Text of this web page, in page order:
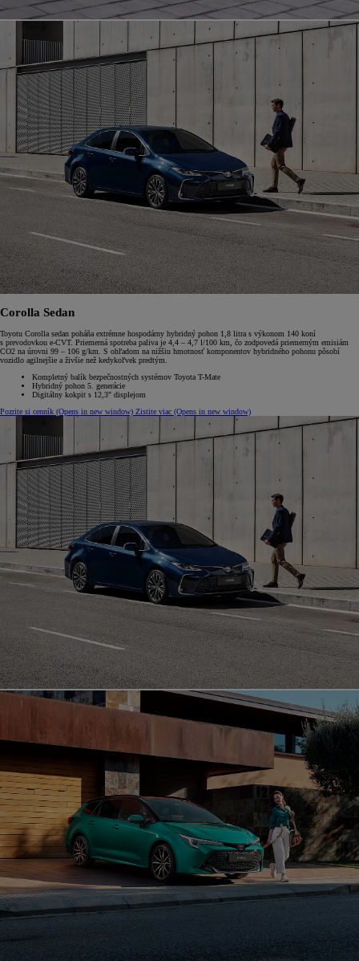
Corolla Sedan
Toyotu Corolla sedan poháňa extrémne hospodárny hybridný pohon 1,8 litra s výkonom 140 koní
s prevodovkou e-CVT. Priemerná spotreba paliva je 4,4 – 4,7 l/100 km, čo zodpovedá priemerným emisiám
CO2 na úrovni 99 – 106 g/km. S ohľadom na nižšiu hmotnosť komponentov hybridného pohonu pôsobí
vozidlo agilnejšie a živšie než kedykoľvek predtým.
Kompletný balík bezpečnostných systémov Toyota T-Mate
Hybridný pohon 5. generácie
Digitálny kokpit s 12,3" displejom
Pozrite si cenník (Opens in new window) Zistite viac (Opens in new window)